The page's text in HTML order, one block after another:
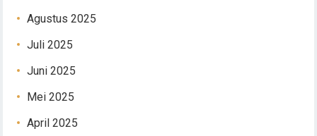
Agustus 2025
Juli 2025
Juni 2025
Mei 2025
April 2025